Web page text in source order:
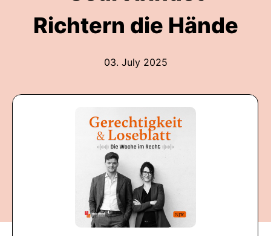
Richtern die Hände
03. July 2025